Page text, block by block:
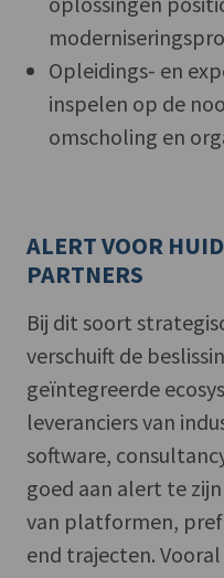
Opleidings- en
inspelen op de
omscholing en
ALERT VOOR
PARTNERS
Bij dit soort
verschuift de
geïntegreerde
leveranciers van
software,
goed aan alert te
van platformen,
end trajecten.